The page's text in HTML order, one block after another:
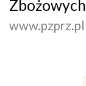
Zbożowych
www.pzprz.pl